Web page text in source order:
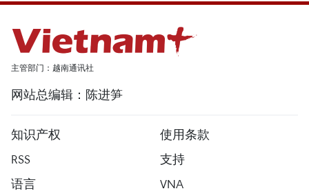
主管部门：越南通讯社
网站总编辑：陈进笋
知识产权
使用条款
RSS
支持
语言
VNA